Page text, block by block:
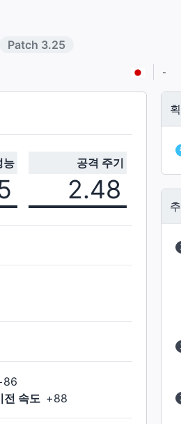
Patch 3.25
-
능 공격 주기
2.48
86
전 속도 +88